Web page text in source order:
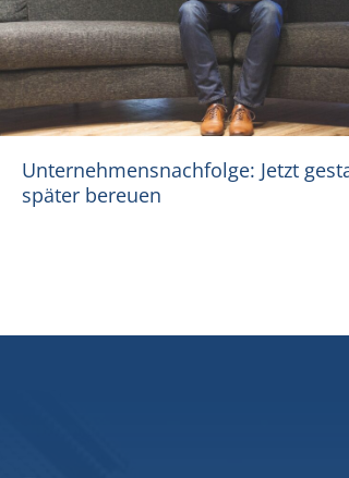
Unternehmensnachfolge: Jetzt
später bereuen